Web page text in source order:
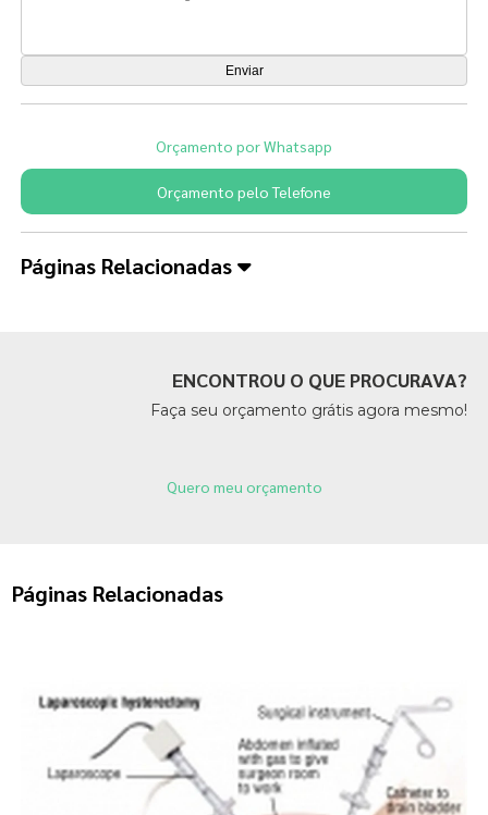
Orçamento por Whatsapp
Orçamento pelo Telefone
Páginas Relacionadas
ENCONTROU O QUE PROCURAVA?
Faça seu orçamento grátis agora mesmo!
Quero meu orçamento
Páginas Relacionadas